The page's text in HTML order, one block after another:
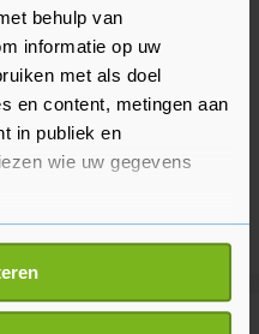
behulp van
informatie op uw
met als doel
en content, metingen aan
in publiek en
wie uw gegevens
graag:
uw geografische
nauwkeurig kan zijn